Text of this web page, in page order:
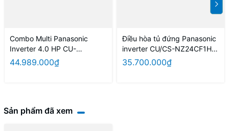
Combo Multi Panasonic
Inverter 4.0 HP CU-
4U34YBZ / CS-MPU9YKZ +
MPU9YKZ + CS-MPU12YKZ
44.989.000₫
Điều hòa tủ đứng Panasonic
inverter CU/CS-NZ24CF1H-
8N (màu vàng)
35.700.000₫
Sản phẩm đã xem